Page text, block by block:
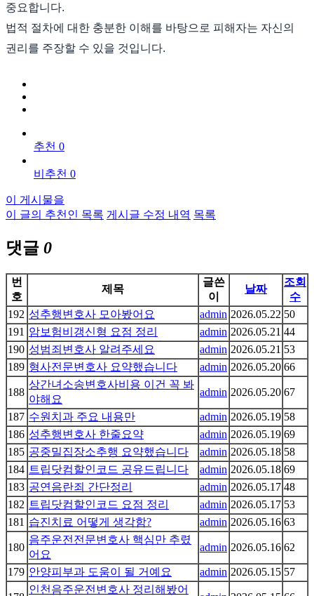
중요합니다.
법적 절차에 대한 충분한 이해를 바탕으로 피해자는 자신의
권리를 주장할 수 있을 것입니다.
추천 0
비추천 0
이 게시물을
이 글의 추천인 목록 게시글 수정 내역 목록
댓글 0
번
호
제목
글쓴
이
날짜
조회
수
192 성추행변호사 모아봤어요 admin 2026.05.22 50
191 암보험비갱신형 요점 정리 admin 2026.05.21 44
190 성범죄변호사 알려주세요 admin 2026.05.21 53
189 형사전문변호사 요약했습니다 admin 2026.05.20 66
188
상간녀소송변호사비용 이건 꼭 봐
야해요
admin 2026.05.20 67
187 수원치과 주요 내용만 admin 2026.05.19 58
186 성추행변호사 한줄요약 admin 2026.05.19 69
185 공중밀집장소추행 요약했습니다 admin 2026.05.18 58
184 트립닷컴할인코드 공유드립니다 admin 2026.05.18 69
183 공연음란죄 간단정리 admin 2026.05.17 48
182 트립닷컴할인코드 요점 정리 admin 2026.05.17 53
181 습진치료 어떻게 생각함? admin 2026.05.16 63
180
음주운전전문변호사 핵심만 추렸
어요
admin 2026.05.16 62
179 안양피부과 도움이 될 거예요 admin 2026.05.15 57
인천음주운전변호사 정리해봤어